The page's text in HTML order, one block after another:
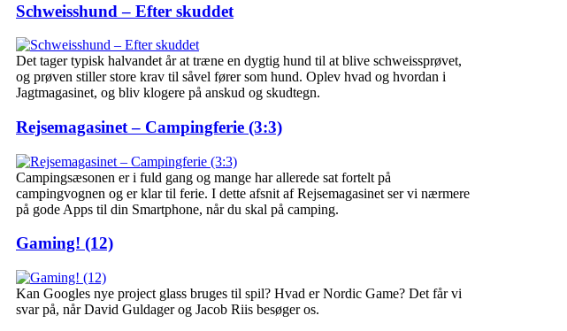
Schweisshund – Efter skuddet
Det tager typisk halvandet år at træne en dygtig hund til at blive schweissprøvet,
og prøven stiller store krav til såvel fører som hund. Oplev hvad og hvordan i
Jagtmagasinet, og bliv klogere på anskud og skudtegn.
Rejsemagasinet – Campingferie (3:3)
Campingsæsonen er i fuld gang og mange har allerede sat fortelt på
campingvognen og er klar til ferie. I dette afsnit af Rejsemagasinet ser vi nærmere
på gode Apps til din Smartphone, når du skal på camping.
Gaming! (12)
Kan Googles nye project glass bruges til spil? Hvad er Nordic Game? Det får vi
svar på, når David Guldager og Jacob Riis besøger os.